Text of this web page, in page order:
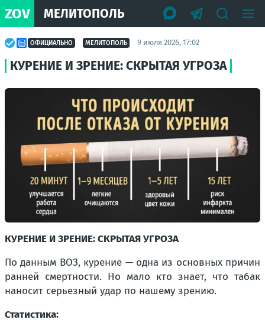
ZOV МЕЛИТОПОЛЬ
ОФИЦИАЛЬНО МЕЛИТОПОЛЬ 9 июля 2026, 17:02
КУРЕНИЕ И ЗРЕНИЕ: СКРЫТАЯ УГРОЗА
КУРЕНИЕ И ЗРЕНИЕ: СКРЫТАЯ УГРОЗА
По данным ВОЗ, курение — одна из основных причин
ранней смертности. Но мало кто знает, что табак
наносит серьезный удар по нашему зрению.
Статистика: